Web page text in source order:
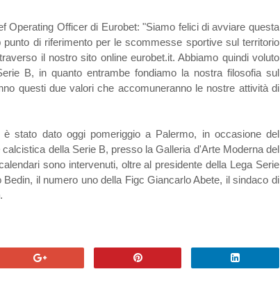
Operating Officer di Eurobet: "Siamo felici di avviare questa
di riferimento per le scommesse sportive sul territorio
il nostro sito online eurobet.it. Abbiamo quindi voluto
B, in quanto entrambe fondiamo la nostra filosofia sul
questi due valori che accomuneranno le nostre attività di
è stato dato oggi pomeriggio a Palermo, in occasione del
della Serie B, presso la Galleria d'Arte Moderna del
sono intervenuti, oltre al presidente della Lega Serie
il numero uno della Figc Giancarlo Abete, il sindaco di